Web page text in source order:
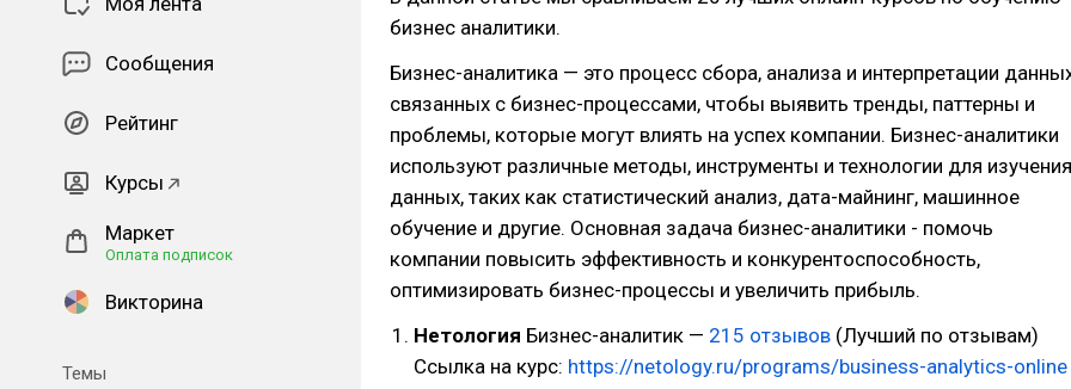
Сообщения
Рейтинг
Курсы
Маркет
Оплата подписок
Викторина
Темы
бизнес аналитики.
Бизнес-аналитика — это процесс сбора, анализа и интерпретации
связанных с бизнес-процессами, чтобы выявить тренды, паттерны и
проблемы, которые могут влиять на успех компании. Бизнес-аналитики
используют различные методы, инструменты и технологии для изучения
данных, таких как статистический анализ, дата-майнинг, машинное
обучение и другие. Основная задача бизнес-аналитики - помочь
компании повысить эффективность и конкурентоспособность,
оптимизировать бизнес-процессы и увеличить прибыль.
Нетология Бизнес-аналитик — 215 отзывов (Лучший по отзывам)
Ссылка на курс: https://netology.ru/programs/business-analytics-online